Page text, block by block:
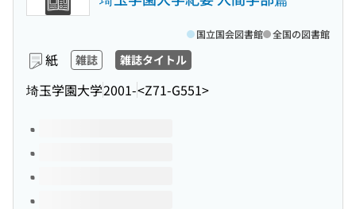
紙 雑誌 雑誌タイトル
埼玉学園大学2001-<Z71-G551>
国立国会図書館 全国の図書館
このタイトルの巻号